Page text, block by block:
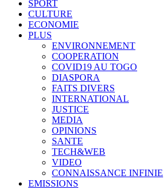
SPORT
CULTURE
ECONOMIE
PLUS
ENVIRONNEMENT
COOPERATION
COVID19 AU TOGO
DIASPORA
FAITS DIVERS
INTERNATIONAL
JUSTICE
MEDIA
OPINIONS
SANTE
TECH&WEB
VIDEO
CONNAISSANCE INFINIE
EMISSIONS